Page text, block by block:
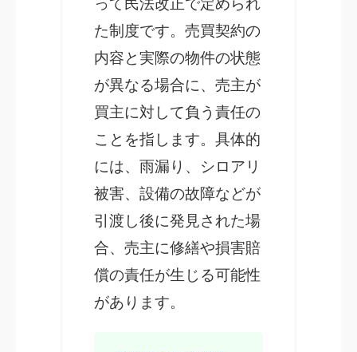
って民法改正で定められ
た制度です。売買契約の
内容と実際の物件の状態
が異なる場合に、売主が
買主に対して負う責任の
ことを指します。具体的
には、雨漏り、シロアリ
被害、設備の故障などが
引渡し後に発見された場
合、売主に修繕や損害賠
償の責任が生じる可能性
があります。